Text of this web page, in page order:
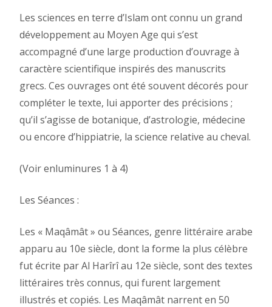
Les sciences en terre d’Islam ont connu un grand
développement au Moyen Age qui s’est
accompagné d’une large production d’ouvrage à
caractère scientifique inspirés des manuscrits
grecs. Ces ouvrages ont été souvent décorés pour
compléter le texte, lui apporter des précisions ;
qu’il s’agisse de botanique, d’astrologie, médecine
ou encore d’hippiatrie, la science relative au cheval.
(Voir enluminures 1 à 4)
Les Séances :
Les « Maqâmât » ou Séances, genre littéraire arabe
apparu au 10e siècle, dont la forme la plus célèbre
fut écrite par Al Harîrî au 12e siècle, sont des textes
littéraires très connus, qui furent largement
illustrés et copiés. Les Maqâmât narrent en 50